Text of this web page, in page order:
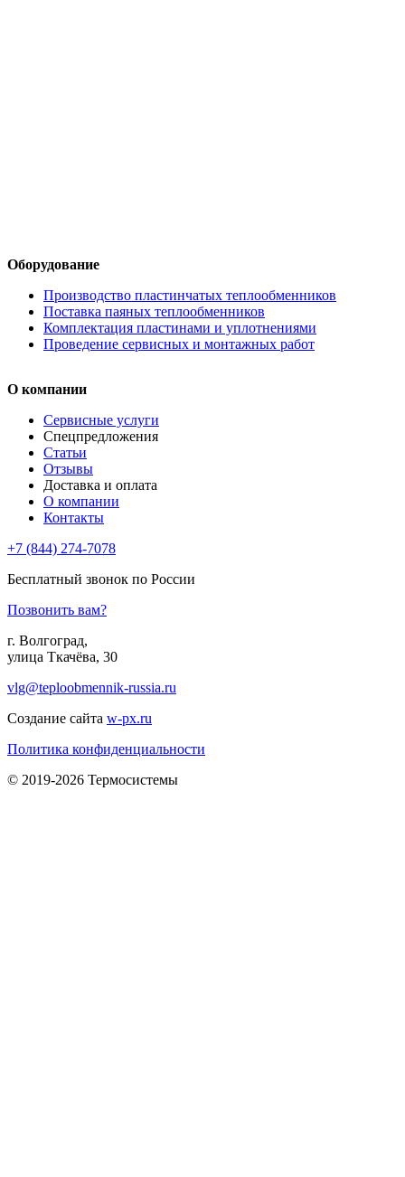
Оборудование
Производство пластинчатых теплообменников
Поставка паяных теплообменников
Комплектация пластинами и уплотнениями
Проведение сервисных и монтажных работ
О компании
Сервисные услуги
Спецпредложения
Статьи
Отзывы
Доставка и оплата
О компании
Контакты
+7 (844) 274-7078
Бесплатный звонок по России
Позвонить вам?
г. Волгоград,
улица Ткачёва, 30
vlg@teploobmennik-russia.ru
Создание сайта w-px.ru
Политика конфиденциальности
© 2019-2026 Термосистемы